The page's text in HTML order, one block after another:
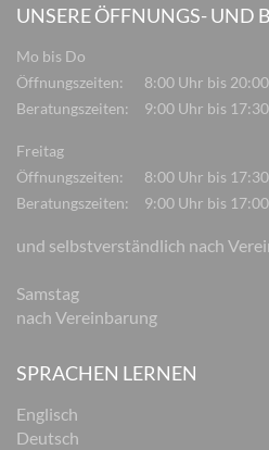
UNSERE ÖFFNUNGS- UND
Mo bis Do
Öffnungszeiten:
8:00 Uhr bis
Beratungszeiten:
9:00 Uhr bis
Freitag
Öffnungszeiten:
8:00 Uhr bis
Beratungszeiten:
9:00 Uhr bis
und selbstverständlich nach
Samstag
nach Vereinbarung
SPRACHEN LERNEN
Englisch
Deutsch